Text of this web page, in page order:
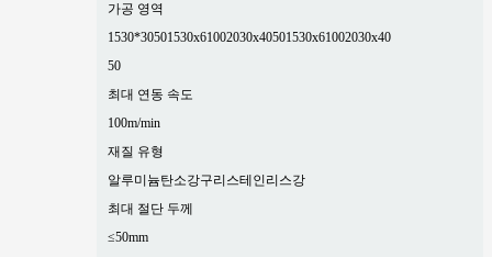
가공 영역
1530*30501530x61002030x40501530x61002030x40
50
최대 연동 속도
100m/min
재질 유형
알루미늄탄소강구리 스테인리스강
최대 절단 두께
≤50mm